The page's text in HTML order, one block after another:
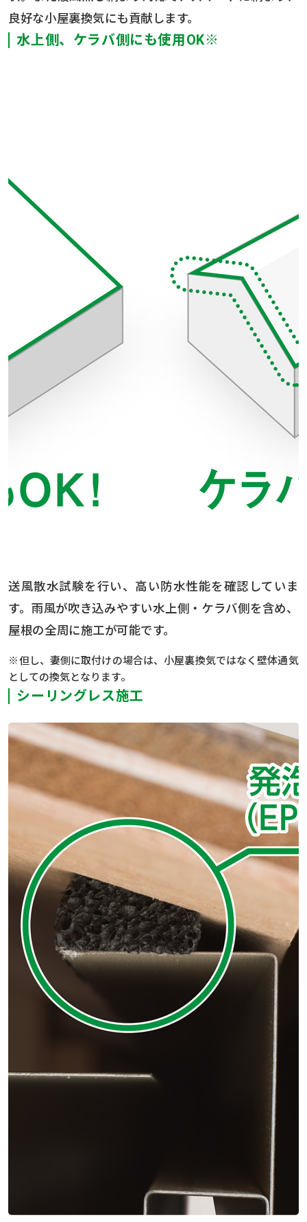
良好な小屋裏換気にも貢献します。
水上側、ケラバ側にも使用OK※
送風散水試験を行い、高い防水性能を確認していま
す。雨風が吹き込みやすい水上側・ケラバ側を含め、
屋根の全周に施工が可能です。
※但し、妻側に取付けの場合は、小屋裏換気ではなく壁体通気
としての換気となります。
シーリングレス施工